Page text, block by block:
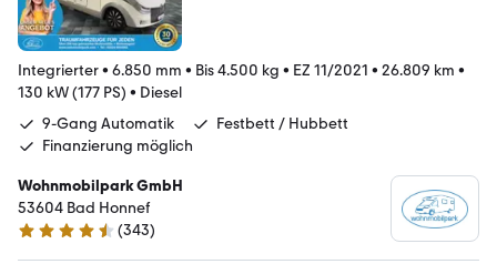
Integrierter• 6.850 mm • Bis 4.500 kg • EZ 11/2021 • 26.809 km •
130 kW (177 PS) • Diesel
9-Gang Automatik
Festbett / Hubbett
Finanzierung möglich
Wohnmobilpark GmbH
53604 Bad Honnef
4.3 Sterne
(343)